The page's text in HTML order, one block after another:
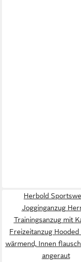
Herbold
Jogginganzug
Trainingsanzug mit
Freizeitanzug
wärmend, Innen
angeraut